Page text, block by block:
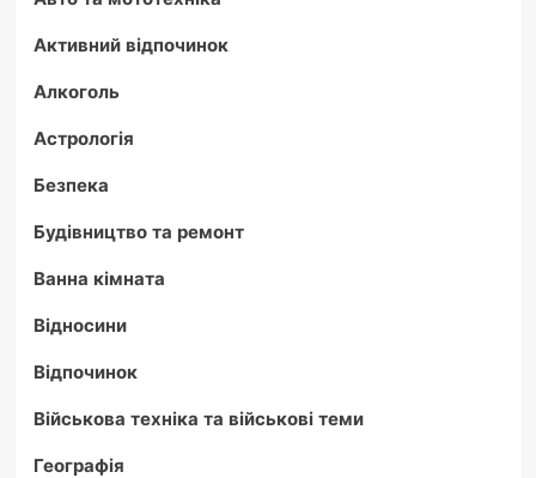
Активний відпочинок
Алкоголь
Астрологія
Безпека
Будівництво та ремонт
Ванна кімната
Відносини
Відпочинок
Військова техніка та військові теми
Географія